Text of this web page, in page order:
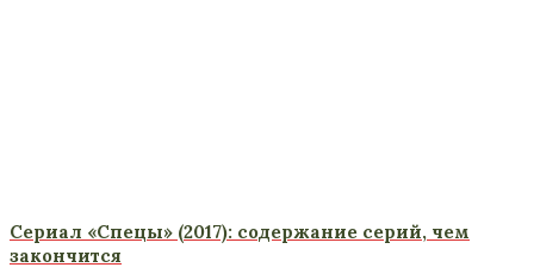
Сериал «Спецы» (2017): содержание серий, чем
закончится